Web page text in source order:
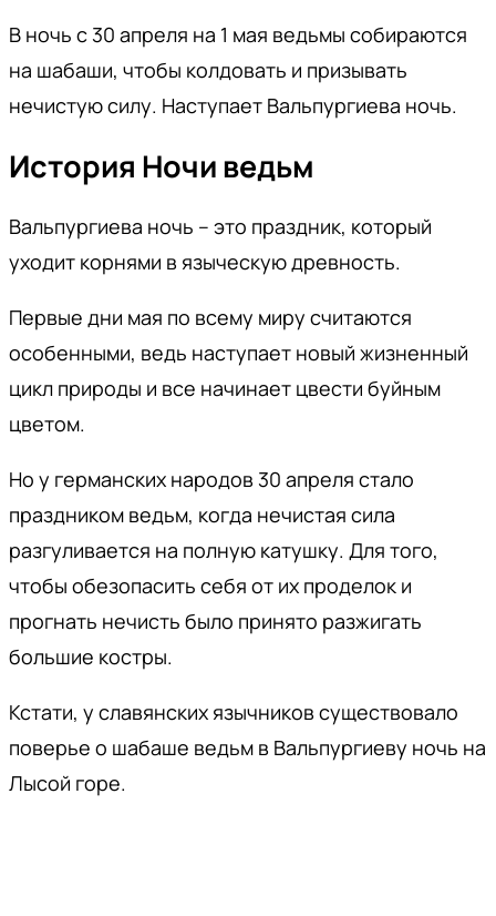
В ночь с 30 апреля на 1 мая ведьмы собираются
на шабаши, чтобы колдовать и призывать
нечистую силу. Наступает Вальпургиева ночь.
История Ночи ведьм
Вальпургиева ночь – это праздник, который
уходит корнями в языческую древность.
Первые дни мая по всему миру считаются
особенными, ведь наступает новый жизненный
цикл природы и все начинает цвести буйным
цветом.
Но у германских народов 30 апреля стало
праздником ведьм, когда нечистая сила
разгуливается на полную катушку. Для того,
чтобы обезопасить себя от их проделок и
прогнать нечисть было принято разжигать
большие костры.
Кстати, у славянских язычников существовало
поверье о шабаше ведьм в Вальпургиеву ночь на
Лысой горе.